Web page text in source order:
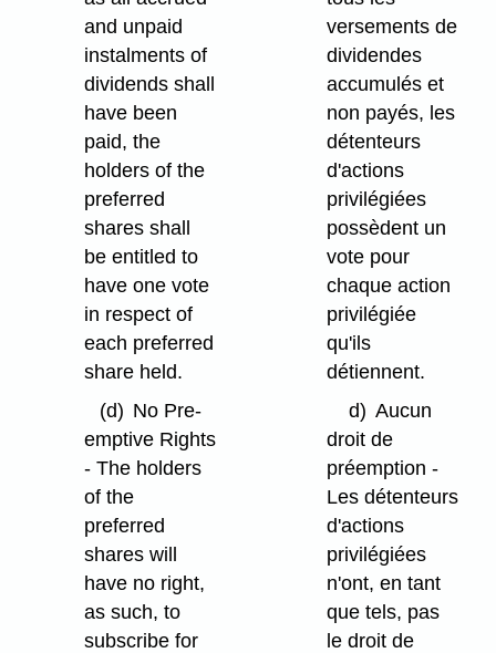
and unpaid
instalments of
dividends shall
have been
paid, the
holders of the
preferred
shares shall
be entitled to
have one vote
in respect of
each preferred
share held.
(d) No Pre-
emptive Rights
- The holders
of the
preferred
shares will
have no right,
as such, to
subscribe for
versements de
dividendes
accumulés et
non payés, les
détenteurs
d'actions
privilégiées
possèdent un
vote pour
chaque action
privilégiée
qu'ils
détiennent.
d) Aucun
droit de
préemption -
Les détenteurs
d'actions
privilégiées
n'ont, en tant
que tels, pas
le droit de